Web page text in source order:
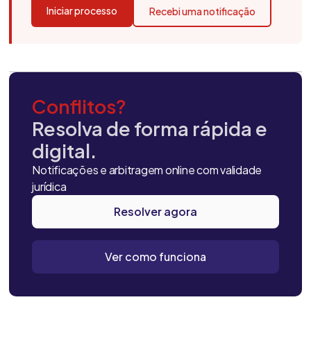
Iniciar processo Recebi uma notificação
Conflitos?
Resolva de forma rápida e
digital.
Notificações e arbitragem online com validade
jurídica
Resolver agora
Ver como funciona